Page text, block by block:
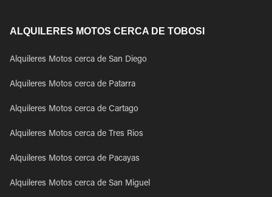
ALQUILERES MOTOS CERCA DE TOBOSI
Alquileres Motos cerca de San Diego
Alquileres Motos cerca de Patarra
Alquileres Motos cerca de Cartago
Alquileres Motos cerca de Tres Rios
Alquileres Motos cerca de Pacayas
Alquileres Motos cerca de San Miguel